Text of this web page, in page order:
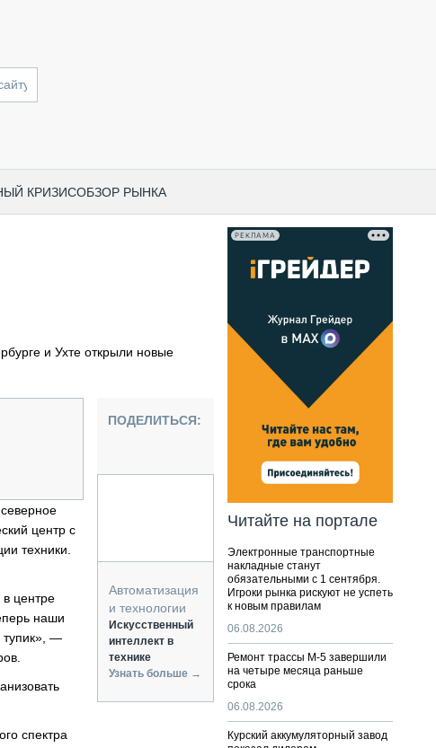
КРИЗИСОБЗОР РЫНКА
ТЕХНИКА
ПАССАЖИРСКИЙ ТРАНСПОРТ
КАРЬЕРНАЯ ТЕХНИКА
И СКЛАД
И ТЕХНОЛОГИИ
и Ухте открыли новые
центр с
техники.
центре
наши
тупик», —
спектра
ПОДЕЛИТЬСЯ:
Автоматизация
и технологии
Искусственный
интеллект в
технике
Узнать больше →
РЕКЛАМА
Читайте на портале
Электронные транспортные
накладные станут
обязательными с 1 сентября.
Игроки рынка рискуют не успеть
к новым правилам
06.08.2026
Ремонт трассы М-5 завершили
на четыре месяца раньше
срока
06.08.2026
Курский аккумуляторный завод